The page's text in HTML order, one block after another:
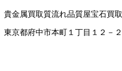
貴金属買取質流れ品質屋宝石買取
東京都府中市本町１丁目１２－２